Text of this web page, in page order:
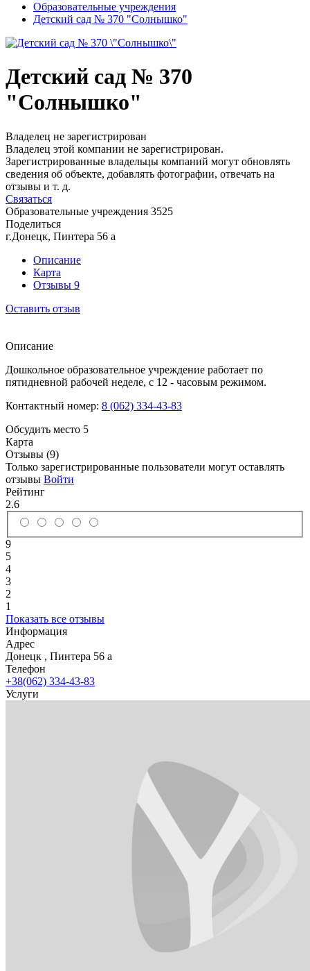
Образовательные учреждения
Детский сад № 370 "Солнышко"
Детский сад № 370
"Солнышко"
Владелец не зарегистрирован
Владелец этой компании не зарегистрирован.
Зарегистрированные владельцы компаний могут обновлять
сведения об объекте, добавлять фотографии, отвечать на
отзывы и т. д.
Связаться
Образовательные учреждения 3525
Поделиться
г.Донецк, Пинтера 56 а
Описание
Карта
Отзывы 9
Оставить отзыв
Описание
Дошкольное образовательное учреждение работает по
пятидневной рабочей неделе, с 12 - часовым режимом.
Контактный номер: 8 (062) 334-43-83
Обсудить место 5
Карта
Отзывы (9)
Только зарегистрированные пользователи могут оставлять
отзывы Войти
Рейтинг
2.6
9
5
4
3
2
1
Показать все отзывы
Информация
Адрес
Донецк , Пинтера 56 а
Телефон
+38(062) 334-43-83
Услуги